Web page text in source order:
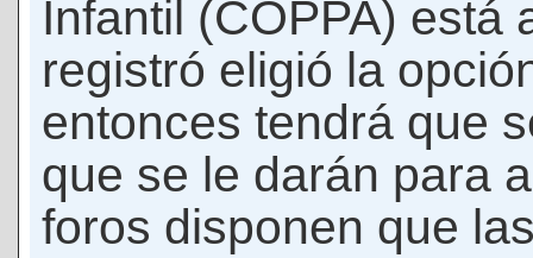
Infantil (COPPA) está
registró eligió la
entonces tendrá que
que se le darán para
foros disponen que